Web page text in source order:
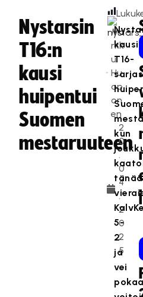
Nystarsin
T16:n
kausi
huipentui
Suomen
mestaruuteen
Ma
rkk
u
Hu
op
on
en
2
0
.
0
4
.
2
0
2
5
kausi
T16-
kun
5-
2
ja
vei